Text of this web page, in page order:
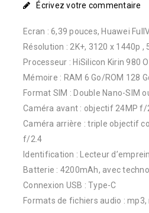
Écrivez votre commentaire
Ecran : 6,39 pouces, Huawei
Résolution : 2K+, 3120 x 1440p ,
Processeur : HiSilicon Kirin 980
Mémoire : RAM 6 Go/ROM 128
Format SIM : Double Nano-SIM
Caméra avant : objectif 24MP f/
Caméra arrière : triple objectif
f/2.4
Identification : Lecteur
Batterie : 4200mAh, avec
Connexion USB : Type-C
Formats de fichiers audio :